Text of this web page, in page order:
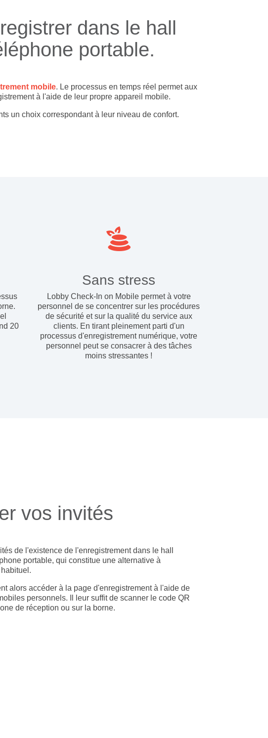
dans le hall
portable.
mobile. Le processus en temps réel permet aux
à l'aide de leur propre appareil mobile.
un choix correspondant à leur niveau de confort.
20
Sans stress
Lobby Check-In on Mobile permet à votre
personnel de se concentrer sur les procédures
de sécurité et sur la qualité du service aux
clients. En tirant pleinement parti d'un
processus d'enregistrement numérique, votre
personnel peut se consacrer à des tâches
moins stressantes !
vos invités
de l'existence de l'enregistrement dans le hall
portable, qui constitue une alternative à
alors accéder à la page d'enregistrement à l'aide de
personnels. Il leur suffit de scanner le code QR
de réception ou sur la borne.